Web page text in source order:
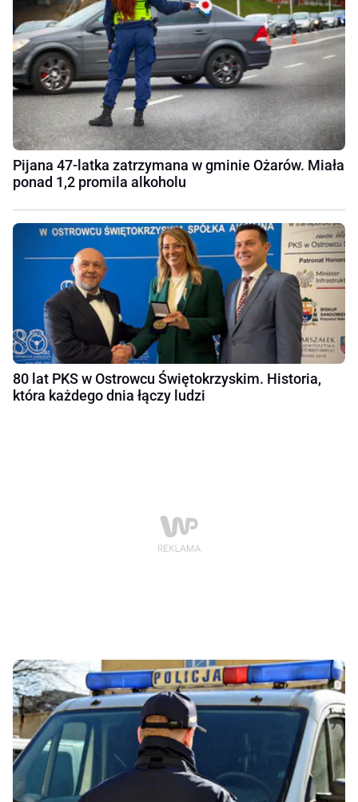
Pijana 47-latka zatrzymana w gminie Ożarów. Miała
ponad 1,2 promila alkoholu
80 lat PKS w Ostrowcu Świętokrzyskim. Historia,
która każdego dnia łączy ludzi